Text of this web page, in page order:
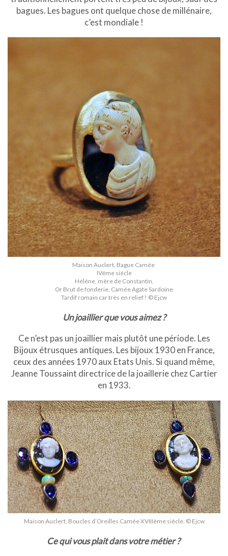
bagues. Les bagues ont quelque chose de millénaire,
c’est mondiale !
Maison Auclert, Bague Camée
IVéme siécle
Héléne, mère de Constantin.
Or Brut de fonderie, Camée Agate Sardoine
Tardif romain car très en relief ! © Ejcw
Un joaillier que vous aimez ?
Ce n’est pas un joaillier mais plutôt une période. Les
Bijoux étrusques antiques. Les bijoux 1930 en France,
ceux des années 1970 aux Etats Unis. Si quand même,
Jeanne Toussaint directrice de la joaillerie chez Cartier
en 1933.
Maison Auclert, Boucles d’Oreilles Camée XVIIIème siècle. © Ejcw
Ce qui vous plait dans votre métier ?